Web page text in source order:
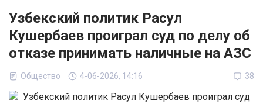
Узбекский политик Расул
Кушербаев проиграл суд по делу об
отказе принимать наличные на АЗС
Общество 4-06-2026, 14:16 38